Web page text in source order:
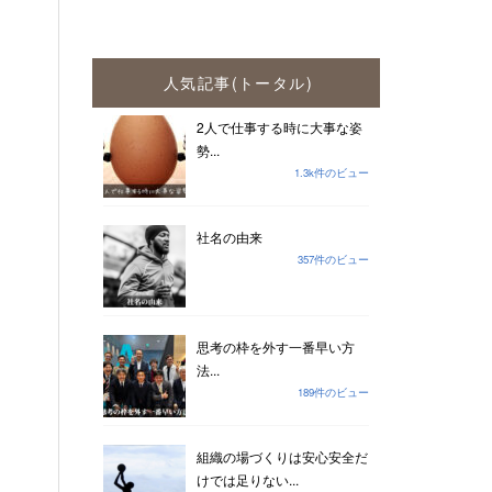
人気記事(トータル)
2人で仕事する時に大事な姿
勢...
1.3k件のビュー
社名の由来
357件のビュー
思考の枠を外す一番早い方
法...
189件のビュー
組織の場づくりは安心安全だ
けでは足りない...